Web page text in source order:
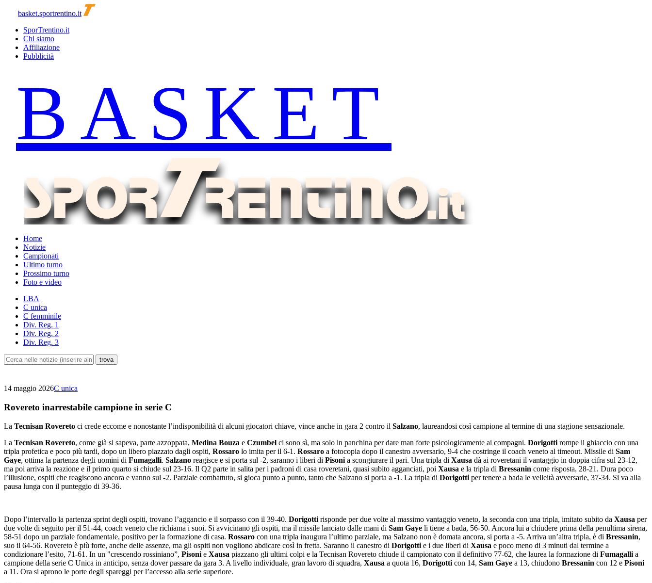
basket.sportrentino.it
SporTrentino.it
Chi siamo
Affiliazione
Pubblicità
Home
Notizie
Campionati
Ultimo turno
Prossimo turno
Foto e video
LBA
C unica
C femminile
Div. Reg. 1
Div. Reg. 2
Div. Reg. 3
14 maggio 2026C unica
Rovereto inarrestabile campione in serie C
La Tecnisan Rovereto ci crede eccome e nonostante l’indisponibilità di alcuni giocatori chiave, vince anche in gara 2 contro il Salzano, laureandosi così campione al termine di una stagione sensazionale.
La Tecnisan Rovereto, come già si sapeva, parte azzoppata, Medina Bouza e Czumbel ci sono sì, ma solo in panchina per dare man forte psicologicamente ai compagni. Dorigotti rompe il ghiaccio con una
tripla profetica e poco più tardi, dopo un libero piazzato dagli ospiti, Rossaro lo imita per il 6-1. Rossaro a fotocopia dopo il canestro avversario, 9-4 che costringe il coach veneto al timeout. Missile di Sam
Gaye, ottima la partenza degli uomini di Fumagalli. Salzano reagisce e si porta sul -2, saranno i liberi di Pisoni a scongiurare il pari. Una tripla di Xausa dà ai roveretani il vantaggio in doppia cifra sul 23-12,
ma poi arriva la reazione e il primo quarto si chiude sul 23-16. Il Q2 parte in salita per i padroni di casa roveretani, quasi subito agganciati, poi Xausa e la tripla di Bressanin come risposta, 28-21. Dura poco
l’illusione, ospiti che reagiscono ancora e vanno sul -2. Parziale combattuto, si gioca punto a punto, tanto che Salzano si porta a -1. La tripla di Dorigotti per tenere a bada le velleità avversarie, 37-34. Si va alla
pausa lunga con il punteggio di 39-36.
Dopo l’intervallo la partenza sprint degli ospiti, trovano l’aggancio e il sorpasso con il 39-40. Dorigotti risponde per due volte al massimo vantaggio veneto, la seconda con una tripla, imitato subito da Xausa per
due volte di seguito per il 51-44, coach veneto che richiama i suoi. Si avvicinano gli ospiti, ma il missile lanciato dalle mani di Sam Gaye li tiene a bada, 56-50. Ancora lui a chiudere prima della penultima sirena,
58-51 dopo un parziale fondamentale, positivo per la formazione di casa. Rossaro con una tripla inaugura l’ultimo parziale, ma Salzano non è domata ancora, si porta a -5. Arriva un’altra tripla, è di Bressanin,
suo il 64-56. Rovereto è più forte, anche delle assenze, ma gli ospiti non vogliono abdicare così in fretta. Saranno il canestro di Dorigotti e i due liberi di Xausa e poco meno di 3 minuti dal termine a
condizionare l’esito, 71-61. In un "crescendo rossiniano”, Pisoni e Xausa piazzano gli ultimi colpi e la Tecnisan Rovereto chiude il campionato con il definitivo 77-62, che laurea la formazione di Fumagalli a
campione della serie C Unica in anticipo, senza dover passare da gara 3. A livello individuale, gran lavoro di squadra, Xausa a quota 16, Dorigotti con 14, Sam Gaye a 13, chiudono Bressanin con 12 e Pisoni
a 11. Ora si aprono le porte degli spareggi per l’accesso alla serie superiore.